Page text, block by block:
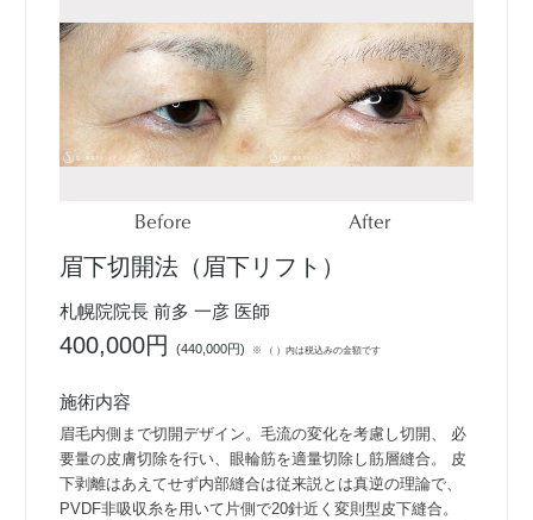
Before After
眉下切開法（眉下リフト）
札幌院院長 前多 一彦 医師
400,000円(440,000円) ※ （ ）内は税込みの金額です
施術内容
眉毛内側まで切開デザイン。毛流の変化を考慮し切開、 必
要量の皮膚切除を行い、眼輪筋を適量切除し筋層縫合。 皮
下剥離はあえてせず内部縫合は従来説とは真逆の理論で、
PVDF非吸収糸を用いて片側で20針近く変則型皮下縫合。